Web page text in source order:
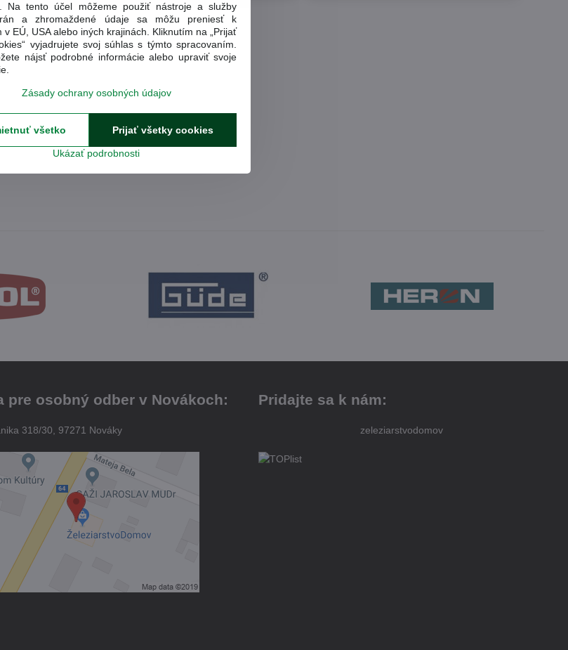
pre osobný odber v Novákoch:
318/30, 97271 Nováky
Pridajte sa k nám:
zeleziarstvodomov
Na tento účel môžeme použiť nástroje a služby
a zhromaždené údaje sa môžu preniesť k
v EÚ, USA alebo iných krajinách. Kliknutím na „Prijať
vyjadrujete svoj súhlas s týmto spracovaním.
nájsť podrobné informácie alebo upraviť svoje
Zásady ochrany osobných údajov
Ukázať podrobnosti
Prijať všetky cookies
všetko